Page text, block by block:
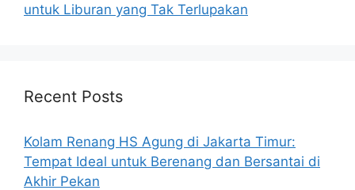
untuk Liburan yang Tak Terlupakan
Recent Posts
Kolam Renang HS Agung di Jakarta Timur:
Tempat Ideal untuk Berenang dan Bersantai di
Akhir Pekan